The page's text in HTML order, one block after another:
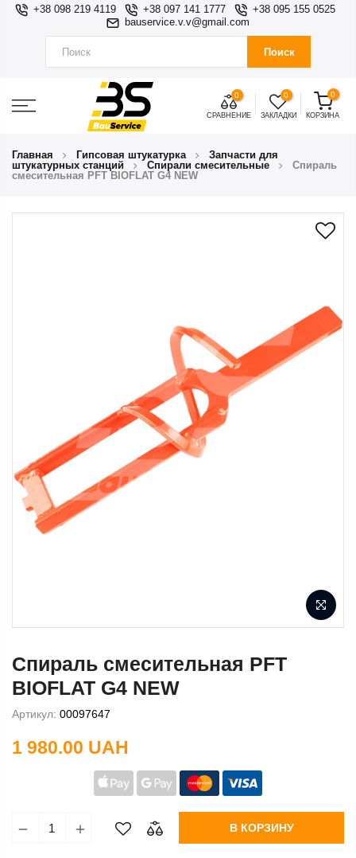
+38 098 219 4119 +38 097 141 1777
+38 095 155 0525
bauservice.v.v@gmail.com
Поиск
0
СРАВНЕНИЕ
0
ЗАКЛАДКИ
0
КОРЗИНА
Главная Гипсовая штукатурка
Запчасти для
штукатурных станций
Спирали смесительные
Спираль
смесительная PFT BIOFLAT G4 NEW
Спираль смесительная PFT
BIOFLAT G4 NEW
Артикул: 00097647
1 980.00 UAH
В КОРЗИНУ